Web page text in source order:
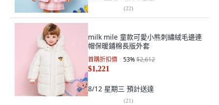
(22)
milk mile 童款可愛小熊刺繡絨毛邊連
帽保暖鋪棉長版外套
首購折扣價 53%$2,612
$1,221
8/12 星期三 預計送達
(21)